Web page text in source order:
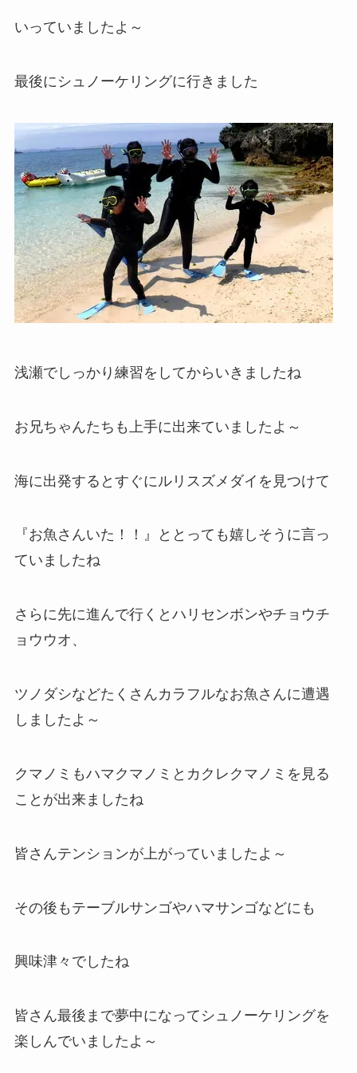
いっていましたよ～
最後にシュノーケリングに行きました
浅瀬でしっかり練習をしてからいきましたね
お兄ちゃんたちも上手に出来ていましたよ～
海に出発するとすぐにルリスズメダイを見つけて
『お魚さんいた！！』ととっても嬉しそうに言っ
ていましたね
さらに先に進んで行くとハリセンボンやチョウチ
ョウウオ、
ツノダシなどたくさんカラフルなお魚さんに遭遇
しましたよ～
クマノミもハマクマノミとカクレクマノミを見る
ことが出来ましたね
皆さんテンションが上がっていましたよ～
その後もテーブルサンゴやハマサンゴなどにも
興味津々でしたね
皆さん最後まで夢中になってシュノーケリングを
楽しんでいましたよ～